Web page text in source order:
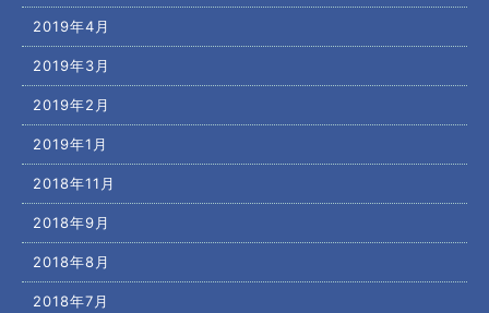
2019年4月
2019年3月
2019年2月
2019年1月
2018年11月
2018年9月
2018年8月
2018年7月